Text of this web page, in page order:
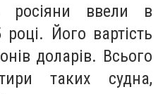
росіяни ввели в
Його вартість
доларів. Всього
таких судна,